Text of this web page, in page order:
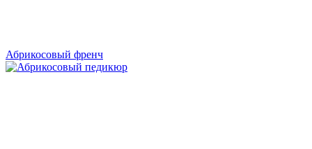
Абрикосовый френч